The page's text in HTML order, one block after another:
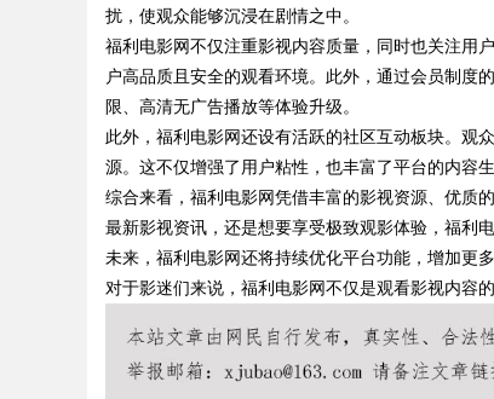
!
Bo
扰，使观众能够沉浸在剧情之中。
福利电影网不仅注重影视内容质量，同时也关注用
户高品质且安全的观看环境。此外，通过会员制度
限、高清无广告播放等体验升级。
此外，福利电影网还设有活跃的社区互动板块。观
源。这不仅增强了用户粘性，也丰富了平台的内容
综合来看，福利电影网凭借丰富的影视资源、优质
最新影视资讯，还是想要享受极致观影体验，福利
未来，福利电影网还将持续优化平台功能，增加更
对于影迷们来说，福利电影网不仅是观看影视内容